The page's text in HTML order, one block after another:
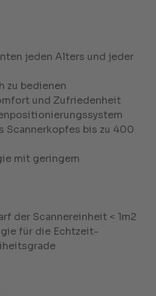
jeden Alters und jeder
zu bedienen
und Zufriedenheit
Scannerkopfes bis zu 400
mit geringem
der Scannereinheit < 1m2
für die Echtzeit-